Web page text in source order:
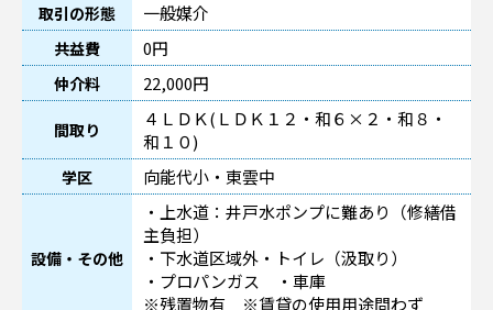
取引の形態 一般媒介
共益費 0円
仲介料 22,000円
間取り
４ＬＤＫ(ＬＤＫ１２・和６×２・和８・
和１０)
学区 向能代小・東雲中
設備・その他
・上水道：井戸水ポンプに難あり（修繕借
主負担）
・下水道区域外・トイレ（汲取り）
・プロパンガス ・車庫
※残置物有 ※賃貸の使用用途問わず